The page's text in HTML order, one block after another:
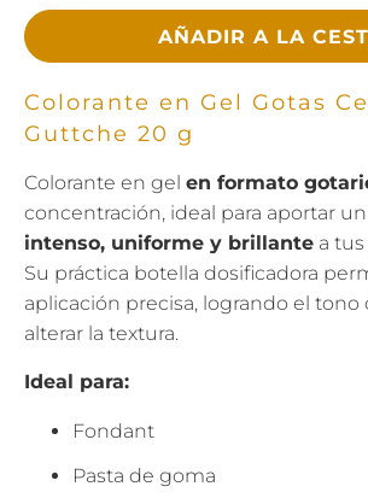
AÑADIR A LA
Colorante en Gel Gotas
Guttche 20 g
Colorante en gel en formato
concentración, ideal para aportar un
intenso, uniforme y brillante a
Su práctica botella dosificadora
aplicación precisa, logrando el tono
alterar la textura.
Ideal para:
Fondant
Pasta de goma